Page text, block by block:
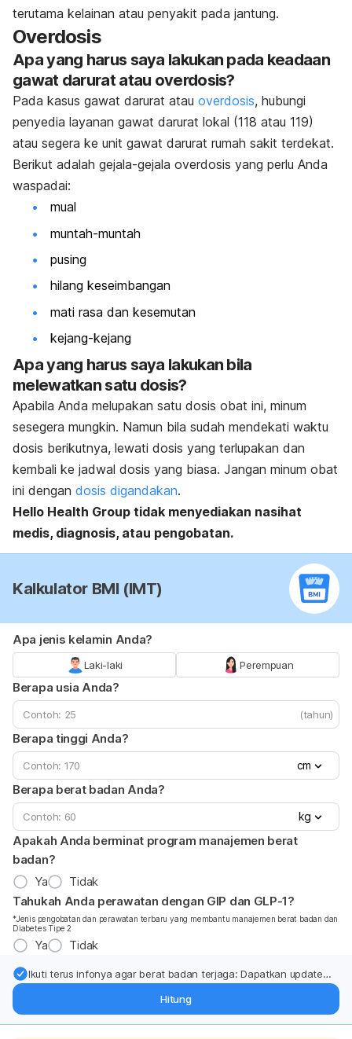
terutama kelainan atau penyakit pada jantung.
Overdosis
Apa yang harus saya lakukan pada keadaan
gawat darurat atau overdosis?
Pada kasus gawat darurat atau overdosis, hubungi
penyedia layanan gawat darurat lokal (118 atau 119)
atau segera ke unit gawat darurat rumah sakit terdekat.
Berikut adalah gejala-gejala overdosis yang perlu Anda
waspadai:
mual
muntah-muntah
pusing
hilang keseimbangan
mati rasa dan kesemutan
kejang-kejang
Apa yang harus saya lakukan bila
melewatkan satu dosis?
Apabila Anda melupakan satu dosis obat ini, minum
sesegera mungkin. Namun bila sudah mendekati waktu
dosis berikutnya, lewati dosis yang terlupakan dan
kembali ke jadwal dosis yang biasa. Jangan minum obat
ini dengan dosis digandakan.
Hello Health Group tidak menyediakan nasihat
medis, diagnosis, atau pengobatan.
Kalkulator BMI (IMT)
Apa jenis kelamin Anda?
Laki-laki Perempuan
Berapa usia Anda?
(tahun)
Berapa tinggi Anda?
cm
Berapa berat badan Anda?
kg
Apakah Anda berminat program manajemen berat
badan?
Ya
Tidak
Tahukah Anda perawatan dengan GIP dan GLP-1?
*Jenis pengobatan dan perawatan terbaru yang membantu manajemen berat badan dan
Diabetes Tipe 2
Ya Tidak
Ikuti terus infonya agar berat badan terjaga: Dapatkan update
Hitung